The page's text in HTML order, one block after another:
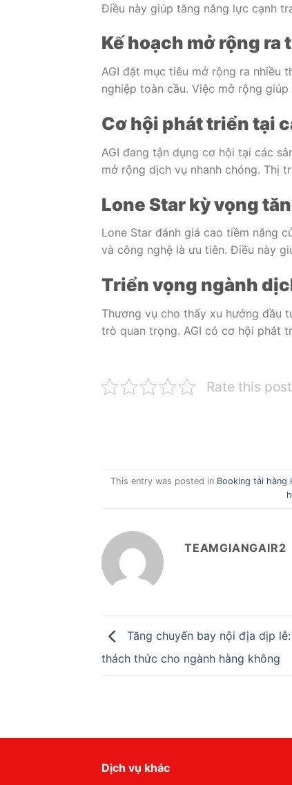
Điều này giúp tăng năng lực cạnh
Kế hoạch mở rộng
AGI đặt mục tiêu mở rộng ra nhiều
nghiệp toàn cầu. Việc mở rộng
Cơ hội phát triển tại
AGI đang tận dụng cơ hội tại các
mở rộng dịch vụ nhanh chóng. Thị
Lone Star kỳ vọng
Lone Star đánh giá cao tiềm năng
và công nghệ là ưu tiên. Điều này
Triển vọng ngành
Thương vụ cho thấy xu hướng đầu
trò quan trọng. AGI có cơ hội phát
Rate this post
This entry was posted in Booking tải hàng
TEAMGIANGAIR2
Tăng chuyến bay nội địa dịp
thách thức cho ngành hàng không
Dịch vụ khác